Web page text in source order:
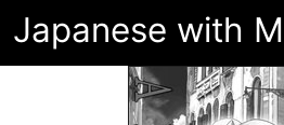
Japanese with